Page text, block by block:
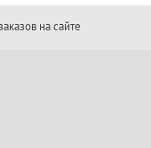
на сайте